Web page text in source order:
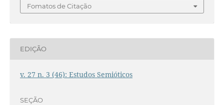
Fomatos de Citação
EDIÇÃO
v. 27 n. 3 (46): Estudos Semióticos
SEÇÃO